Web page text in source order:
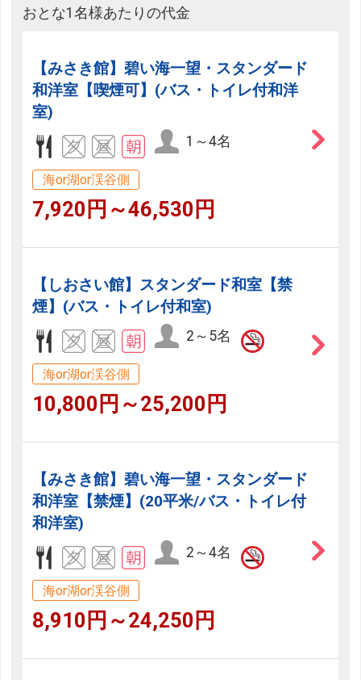
おとな1名様あたりの代金
【みさき館】碧い海一望・スタンダード
和洋室【喫煙可】(バス・トイレ付和洋
室)
1～4名
海or湖or渓谷側
7,920円～46,530円
【しおさい館】スタンダード和室【禁
煙】(バス・トイレ付和室)
2～5名
海or湖or渓谷側
10,800円～25,200円
【みさき館】碧い海一望・スタンダード
和洋室【禁煙】(20平米/バス・トイレ付
和洋室)
2～4名
海or湖or渓谷側
8,910円～24,250円